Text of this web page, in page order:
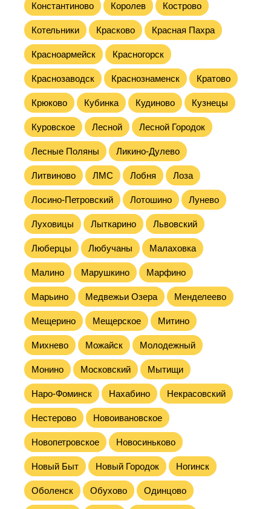
Константиново Королев Кострово
Котельники Красково Красная Пахра
Красноармейск Красногорск
Краснозаводск Краснознаменск Кратово
Крюково Кубинка Кудиново Кузнецы
Куровское Лесной Лесной Городок
Лесные Поляны Ликино-Дулево
Литвиново ЛМС Лобня Лоза
Лосино-Петровский Лотошино Лунево
Луховицы Лыткарино Львовский
Люберцы Любучаны Малаховка
Малино Марушкино Марфино
Марьино Медвежьи Озера Менделеево
Мещерино Мещерское Митино
Михнево Можайск Молодежный
Монино Московский Мытищи
Наро-Фоминск Нахабино Некрасовский
Нестерово Новоивановское
Новопетровское Новосиньково
Новый Быт Новый Городок Ногинск
Оболенск Обухово Одинцово